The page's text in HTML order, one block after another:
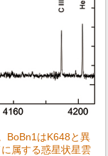
BoBn1はK648と異
属する惑星状星雲